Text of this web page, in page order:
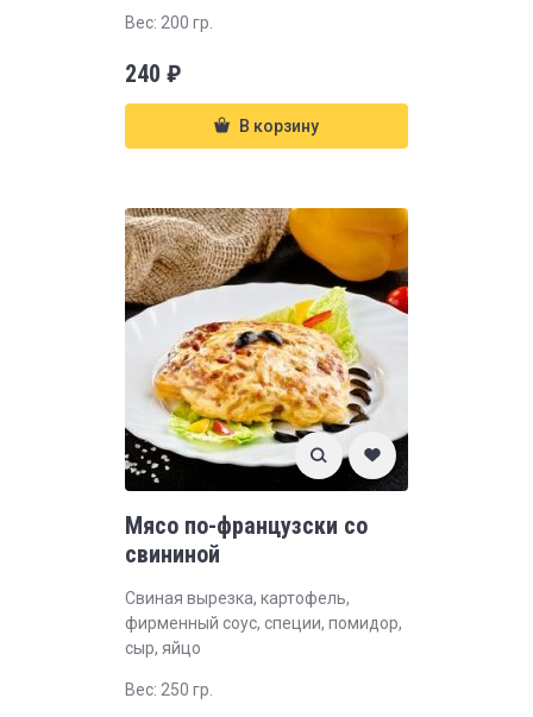
Вес: 200 гр.
240 ₽
В корзину
Мясо по-французски со
свининой
Свиная вырезка, картофель,
фирменный соус, специи, помидор,
сыр, яйцо
Вес: 250 гр.